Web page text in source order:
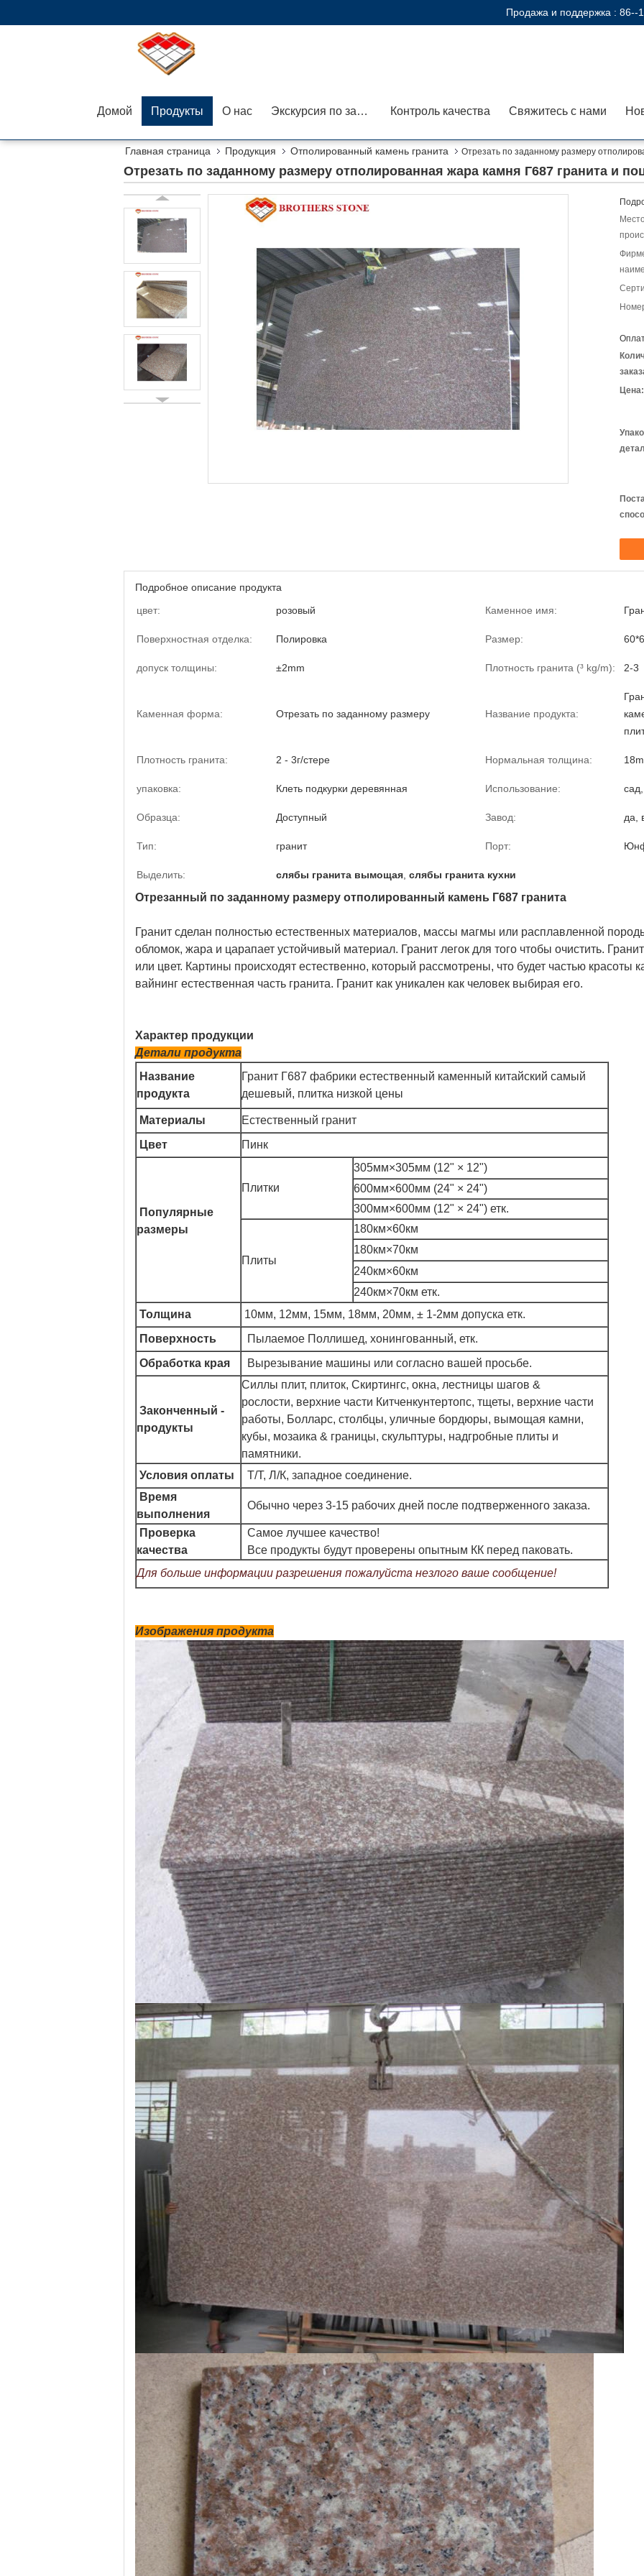
Продажа и поддержка : 86--
Домой Продукты О нас Экскурсия по заводу Контроль качества Свяжитесь с нами
Главная страница Продукция Отполированный камень гранита
Отрезать по заданному размеру
устойчивое
Отрезать по заданному размеру отполированная жара камня Г687 гранита и
Место
Цена:
Подробное описание продукта
цвет:
розовый Каменное имя:
Поверхностная отделка: Полировка Размер:
допуск толщины: ±2mm Плотность гранита (³ kg/m): 2-3
Каменная форма: Отрезать по заданному размеру Название продукта:
Плотность гранита: 2 - 3г/стере Нормальная толщина:
упаковка: Клеть подкурки деревянная Использование:
Образца: Доступный Завод: да,
Тип: гранит Порт:
Выделить: слябы гранита вымощая слябы гранита кухни
Отрезанный по заданному размеру отполированный камень Г687 гранита
Гранит сделан полностью естественных материалов, массы магмы или расплавленной
обломок, жара и царапает устойчивый материал. Гранит легок для того чтобы очистить.
или цвет. Картины происходят естественно, который рассмотрены, что будет частью красоты
вайнинг естественная часть гранита. Гранит как уникален как человек выбирая его.
Характер продукции
Детали продукта
Название
продукта
Гранит Г687 фабрики естественный каменный китайский самый
дешевый, плитка низкой цены
Материалы
Естественный гранит
Цвет
Пинк
Популярные
размеры
Плитки
305мм×305мм (12" × 12")
600мм×600мм (24" × 24")
300мм×600мм (12" × 24") етк.
Плиты
180км×60км
180км×70км
240км×60км
240км×70км етк.
Толщина
10мм, 12мм, 15мм, 18мм, 20мм, ± 1-2мм допуска етк.
Поверхность
Пылаемое Поллишед, хонингованный, етк.
Обработка края
Вырезывание машины или согласно вашей просьбе.
Законченный -
продукты
Силлы плит, плиток, Скиртингс, окна, лестницы шагов &
рослости, верхние части Китченкунтертопс, тщеты, верхние части
работы, Болларс, столбцы, уличные бордюры, вымощая камни,
кубы, мозаика & границы, скульптуры, надгробные плиты и
памятники.
Условия оплаты
Т/Т, Л/К, западное соединение.
Время
выполнения
Обычно через 3-15 рабочих дней после подтверженного заказа.
Проверка
качества
Самое лучшее качество!
Все продукты будут проверены опытным КК перед паковать.
Для больше информации разрешения пожалуйста незлого ваше сообщение!
Изображения продукта